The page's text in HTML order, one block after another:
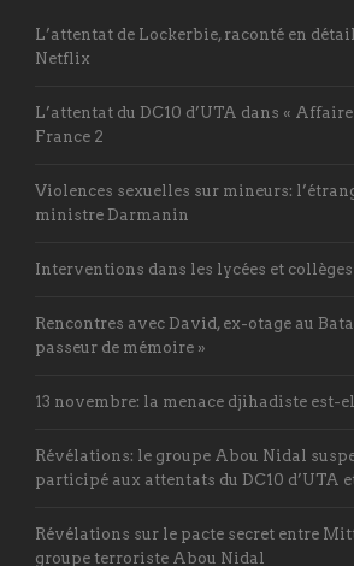
L’attentat de Lockerbie, raconté en
Netflix
L’attentat du DC10 d’UTA dans «
France 2
Violences sexuelles sur mineurs:
ministre Darmanin
Interventions dans les lycées et
Rencontres avec David, ex-otage au
passeur de mémoire »
13 novembre: la menace djihadiste est-
Révélations: le groupe Abou Nidal
participé aux attentats du DC10 d’UTA
Révélations sur le pacte secret entre
groupe terroriste Abou Nidal